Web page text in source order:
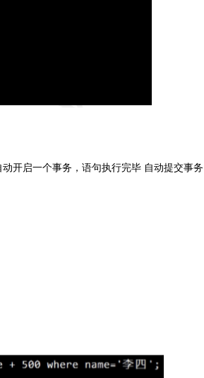
开启一个事务，语句执行完毕 自动提交事务